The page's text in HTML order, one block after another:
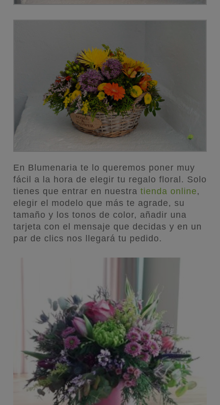
En Blumenaria te lo queremos poner muy
fácil a la hora de elegir tu regalo floral. Solo
tienes que entrar en nuestra tienda online,
elegir el modelo que más te agrade, su
tamaño y los tonos de color, añadir una
tarjeta con el mensaje que decidas y en un
par de clics nos llegará tu pedido.